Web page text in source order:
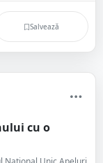
Salvează
cu o